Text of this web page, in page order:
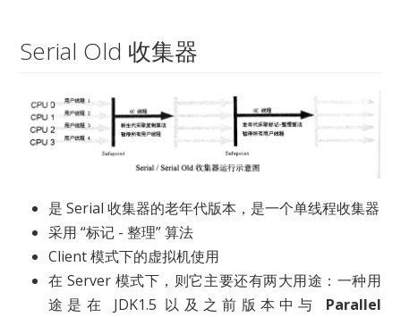
Serial Old 收集器
是 Serial 收集器的老年代版本，是一个单线程收集器
采用 “标记 - 整理” 算法
Client 模式下的虚拟机使用
在 Server 模式下，则它主要还有两大用途：一种用
途是在 JDK1.5 以及之前版本中与
Parallel